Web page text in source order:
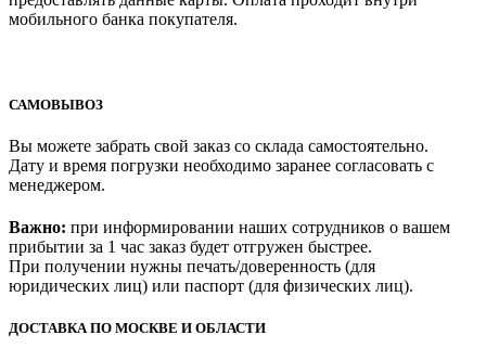
мобильного банка покупателя.
САМОВЫВОЗ
Вы можете забрать свой заказ со склада самостоятельно.
Дату и время погрузки необходимо заранее согласовать с
менеджером.
Важно: при информировании наших сотрудников о вашем
прибытии за 1 час заказ будет отгружен быстрее.
При получении нужны печать/доверенность (для
юридических лиц) или паспорт (для физических лиц).
ДОСТАВКА ПО МОСКВЕ И ОБЛАСТИ